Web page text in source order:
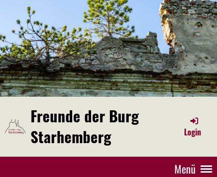
Freunde der Burg
Starhemberg
Login
Menü